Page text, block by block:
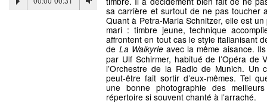
sa carrière et surtout de ne pas toucher
Quant à Petra-Maria Schnitzer, elle est
mari : timbre jeune, technique
affrontent en tout cas le style italianisant
de La Walkyrieavec la même aisance.
par Ulf Schirmer, habitué de l’Opéra de
l’Orchestre de la Radio de Munich. Un
peut-être fait sortir d’eux-mêmes. Tel
une bonne photographie des
répertoire si souvent chanté à l’arraché.